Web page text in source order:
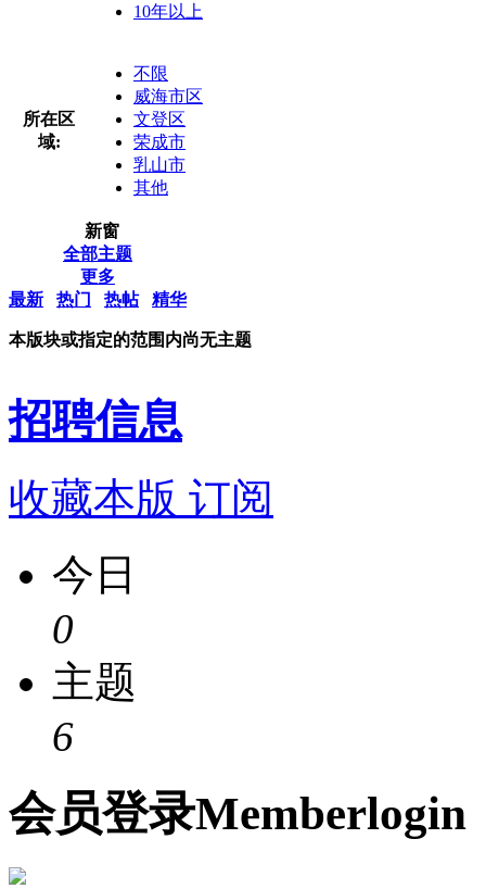
10年以上
所在区
域:
不限
威海市区
文登区
荣成市
乳山市
其他
新窗
全部主题
更多
最新
热门 热帖 精华
本版块或指定的范围内尚无主题
招聘信息
收藏本版 订阅
今日
0
主题
6
会员登录Memberlogin